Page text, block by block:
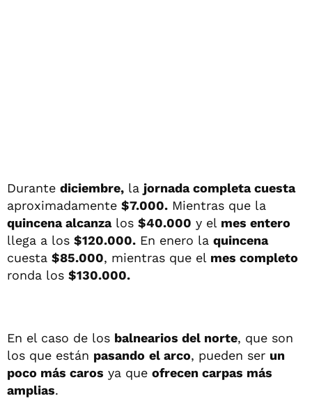
Durante diciembre, la jornada completa cuesta
aproximadamente $7.000. Mientras que la
quincena alcanzalos $40.000 y el mes entero
llega a los $120.000. En enero la quincena
cuesta $85.000, mientras que el mes completo
ronda los $130.000.
En el caso de los balnearios del norte, que son
los que están pasando el arco, pueden ser un
poco más caros ya que ofrecen carpas más
amplias.